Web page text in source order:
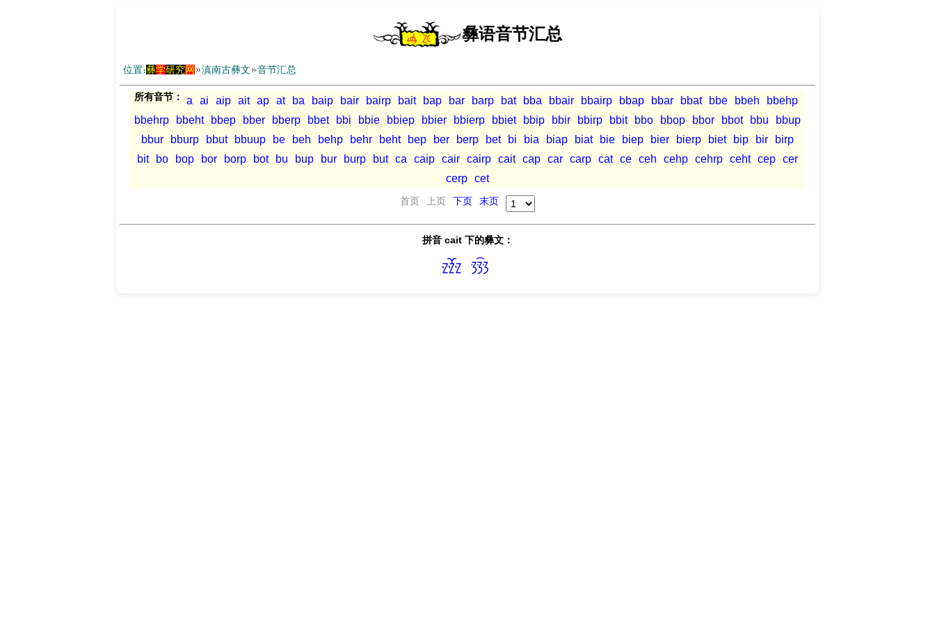
彝语音节汇总
位置：彝学研究网 »滇南古彝文 »音节汇总
所有音节： a ai aip ait ap at ba baip bair bairp bait bap bar barp bat bba bbair bbairp bbap bbar bbat bbe bbeh
bbehp
bbehrp
bbeht bbep bber bberp bbet bbi bbie bbiep bbier bbierp bbiet bbip bbir bbirp bbit bbo bbop bbor bbot bbu
bbup
bbur
bburp bbut bbuup be beh behp behr beht bep ber berp bet bi bia biap biat bie biep bier bierp biet bip bir
birp
bit
bo bop bor borp bot bu bup bur burp but ca caip cair cairp cait cap car carp cat ce ceh cehp cehrp ceht cep cer
cerp cet
首页 上页 下页 末页
拼音 cait 下的彝文：
 